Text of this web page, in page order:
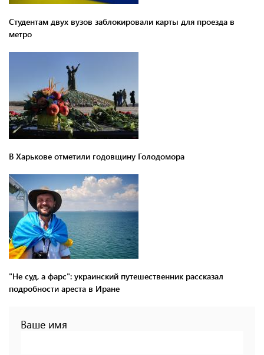
Студентам двух вузов заблокировали карты для проезда в
метро
В Харькове отметили годовщину Голодомора
"Не суд, а фарс": украинский путешественник рассказал
подробности ареста в Иране
Ваше имя